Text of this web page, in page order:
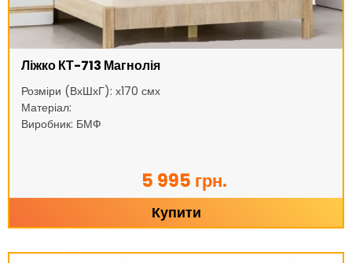
Ліжко КТ-713 Магнолія
Розміри (ВхШхГ): х170 смх
Матеріал:
Виробник: БМФ
5 995 грн.
Купити